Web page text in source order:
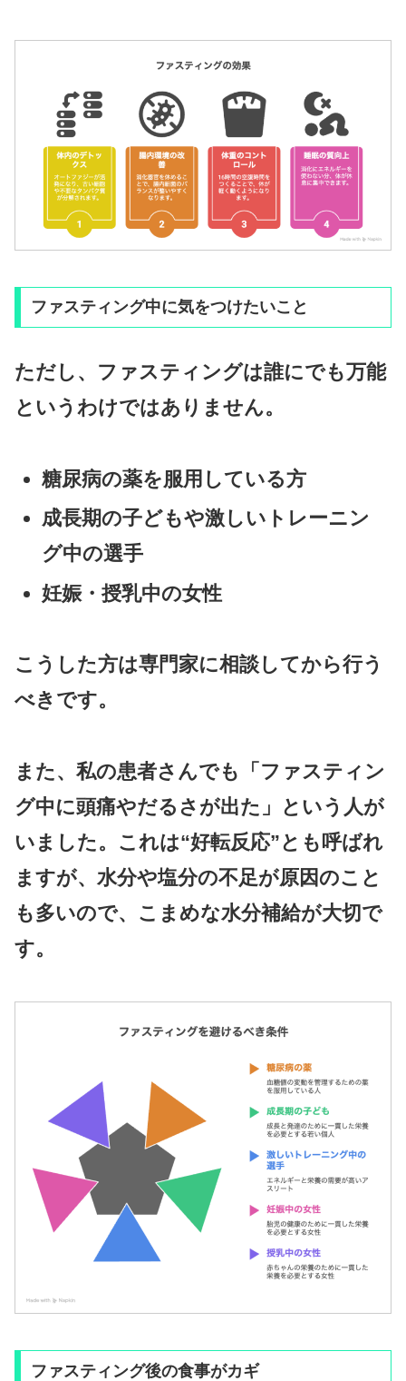
ファスティング中に気をつけたいこと
ただし、ファスティングは誰にでも万能
というわけではありません。
糖尿病の薬を服用している方
成長期の子どもや激しいトレーニン
グ中の選手
妊娠・授乳中の女性
こうした方は専門家に相談してから行う
べきです。
また、私の患者さんでも「ファスティン
グ中に頭痛やだるさが出た」という人が
いました。これは“好転反応”とも呼ばれ
ますが、水分や塩分の不足が原因のこと
も多いので、こまめな水分補給が大切で
す。
ファスティング後の食事がカギ